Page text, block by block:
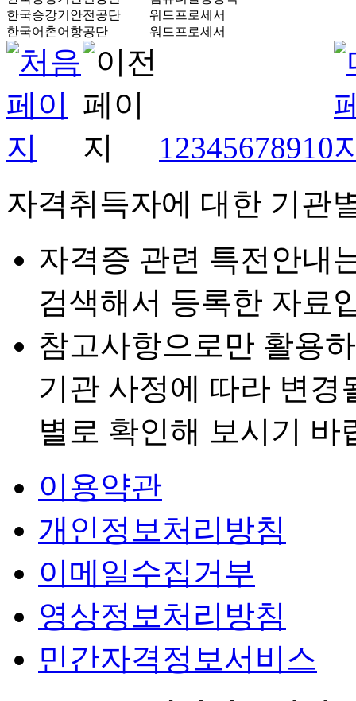
한국승강기안전공단
워드프로세서
한국어촌어항공단
워드프로세서
12345678910
자격취득자에 대한 기관
자격증 관련 특전안내
검색해서 등록한 자료
참고사항으로만 활용
기관 사정에 따라 변경
별로 확인해 보시기 바
이용약관
개인정보처리방침
이메일수집거부
영상정보처리방침
민간자격정보서비스